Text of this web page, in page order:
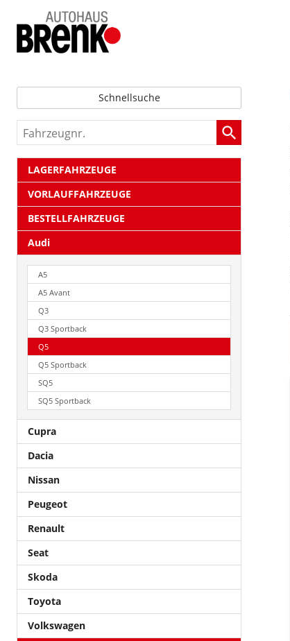
Schnellsuche
Fahrzeugnr.
LAGERFAHRZEUGE
VORLAUFFAHRZEUGE
BESTELLFAHRZEUGE
Audi
A5
A5 Avant
Q3
Q3 Sportback
Q5
Q5 Sportback
SQ5
SQ5 Sportback
Cupra
Dacia
Nissan
Peugeot
Renault
Seat
Skoda
Toyota
Volkswagen